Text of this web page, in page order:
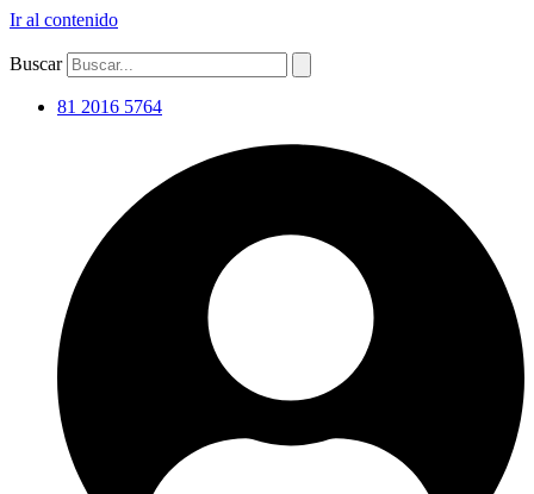
Ir al contenido
Buscar
81 2016 5764